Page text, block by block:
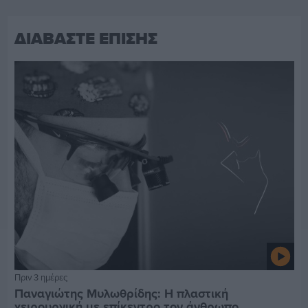
ΔΙΑΒΑΣΤΕ ΕΠΙΣΗΣ
Πριν 3 ημέρες
Παναγιώτης Μυλωθρίδης: Η πλαστική